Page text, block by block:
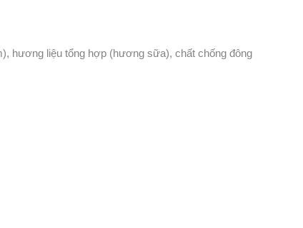
hương liệu tổng hợp (hương sữa), chất chống đông